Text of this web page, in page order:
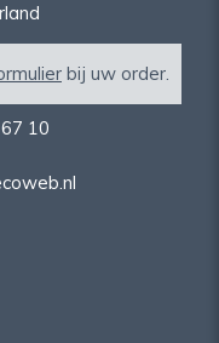
bij uw order.
10